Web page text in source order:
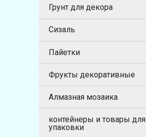
Грунт для декора
Сизаль
Пайетки
Фрукты декоративные
Алмазная мозаика
контейнеры и товары для
упаковки